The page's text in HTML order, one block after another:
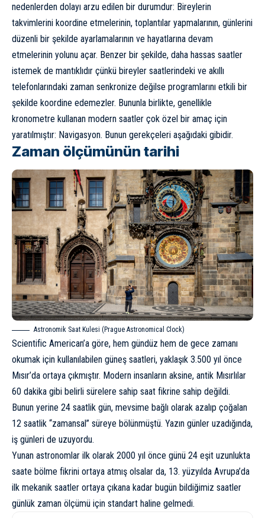
nedenlerden dolayı arzu edilen bir durumdur: Bireylerin
takvimlerini koordine etmelerinin, toplantılar yapmalarının, günlerini
düzenli bir şekilde ayarlamalarının ve hayatlarına devam
etmelerinin yolunu açar. Benzer bir şekilde, daha hassas saatler
istemek de mantıklıdır çünkü bireyler saatlerindeki ve akıllı
telefonlarındaki zaman senkronize değilse programlarını etkili bir
şekilde koordine edemezler. Bununla birlikte, genellikle
kronometre kullanan modern saatler çok özel bir amaç için
yaratılmıştır: Navigasyon. Bunun gerekçeleri aşağıdaki gibidir.
Zaman ölçümünün tarihi
Astronomik Saat Kulesi (Prague Astronomical Clock)
Scientific American’a göre, hem gündüz hem de gece zamanı
okumak için kullanılabilen güneş saatleri, yaklaşık 3.500 yıl önce
Mısır’da ortaya çıkmıştır. Modern insanların aksine, antik Mısırlılar
60 dakika gibi belirli sürelere sahip saat fikrine sahip değildi.
Bunun yerine 24 saatlik gün, mevsime bağlı olarak azalıp çoğalan
12 saatlik “zamansal” süreye bölünmüştü. Yazın günler uzadığında,
iş günleri de uzuyordu.
Yunan astronomlar ilk olarak 2000 yıl önce günü 24 eşit uzunlukta
saate bölme fikrini ortaya atmış olsalar da, 13. yüzyılda Avrupa’da
ilk mekanik saatler ortaya çıkana kadar bugün bildiğimiz saatler
günlük zaman ölçümü için standart haline gelmedi.